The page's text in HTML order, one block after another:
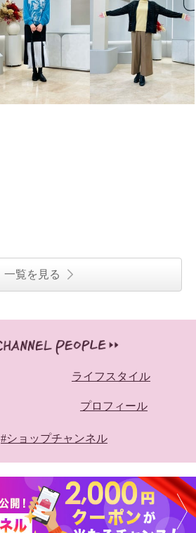
一覧を見る
ライフスタイル
プロフィール
#ショップチャンネル